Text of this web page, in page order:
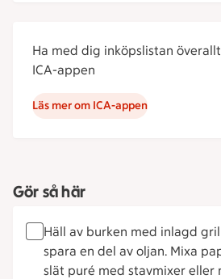
Ha med dig inköpslistan
ICA-appen
Läs mer om ICA-appen
Gör så här
Häll av burken med inlagd
spara en del av oljan. Mixa
slät puré med stavmixer eller